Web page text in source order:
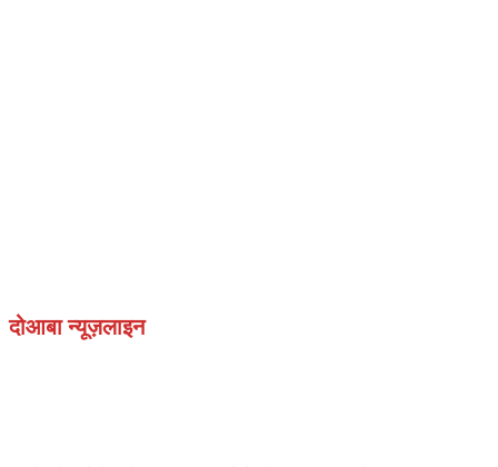
दोआबा न्यूज़लाइन